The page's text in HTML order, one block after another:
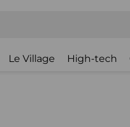
Le Village High-tech